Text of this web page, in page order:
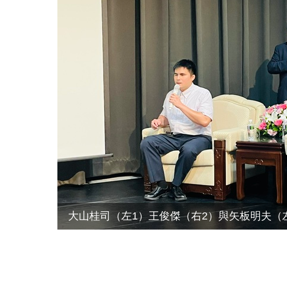
大山桂司（左1）王俊傑（右2）與矢板明夫